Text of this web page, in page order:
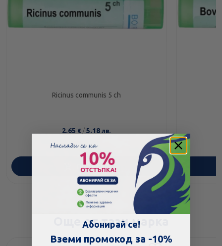
Ricinus communis 5 ch
2.65 € /5.18 лв.
ПОРЪЧАЙ
Още от тази марка
Абонирай се!
Вземи промокод за -10%